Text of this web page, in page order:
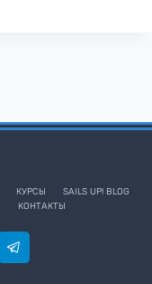
КУРСЫ
SAILS UP! BLOG
КОНТАКТЫ